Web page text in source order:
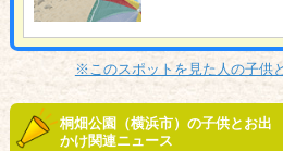
※このスポットを見た人の子供
桐畑公園（横浜市）の子供とお出
かけ関連ニュース